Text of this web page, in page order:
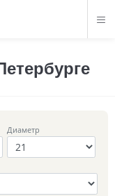
Диаметр